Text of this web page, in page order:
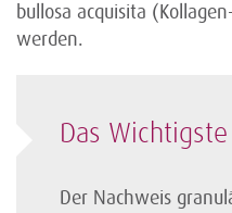
bullosa acquisita
werden.
Das
Der Nachweis